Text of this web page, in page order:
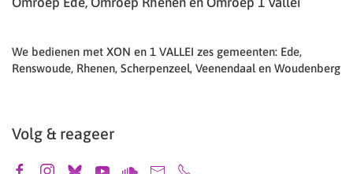
We bedienen met XON en 1 VALLEI zes gemeenten: Ede,
Renswoude, Rhenen, Scherpenzeel, Veenendaal en Woudenberg
Volg & reageer